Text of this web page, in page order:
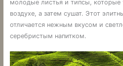
молодые листья и типсы, которые
воздухе, а затем сушат. Этот
отличается нежным вкусом и
серебристым напитком.